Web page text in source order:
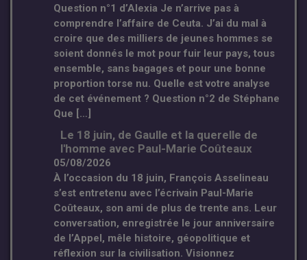
Question n°1 d’Alexia Je n’arrive pas à
comprendre l’affaire de Ceuta. J’ai du mal à
croire que des milliers de jeunes hommes se
soient donnés le mot pour fuir leur pays, tous
ensemble, sans bagages et pour une bonne
proportion torse nu. Quelle est votre analyse
de cet événement ? Question n°2 de Stéphane
Que […]
Le 18 juin, de Gaulle et la querelle de
l'homme avec Paul-Marie Coûteaux
05/08/2026
À l’occasion du 18 juin, François Asselineau
s’est entretenu avec l’écrivain Paul-Marie
Coûteaux, son ami de plus de trente ans. Leur
conversation, enregistrée le jour anniversaire
de l’Appel, mêle histoire, géopolitique et
réflexion sur la civilisation. Visionnez